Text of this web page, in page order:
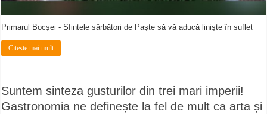
Primarul Bocșei - Sfintele sărbători de Paşte să vă aducă linişte în suflet
Citeste mai mult
Suntem sinteza gusturilor din trei mari imperii!
Gastronomia ne definește la fel de mult ca arta și